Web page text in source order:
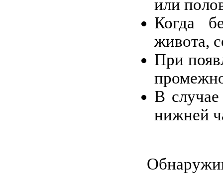
или
Когда
живота,
При
В
нижней